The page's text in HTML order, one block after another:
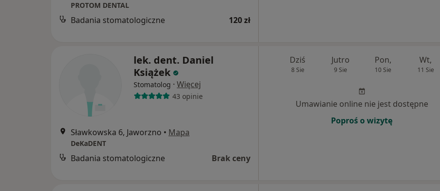
PROTOM DENTAL
Badania stomatologiczne 120 zł
lek. dent. Daniel
Książek
Stomatolog · Więcej
43 opinie
Sławkowska 6, Jaworzno • Mapa
DeKaDENT
Badania stomatologiczne Brak ceny
Dziś
8 Sie
Jutro
9 Sie
Pon,
10 Sie
Wt,
11 Sie
Umawianie online nie jest dostępne
Poproś o wizytę